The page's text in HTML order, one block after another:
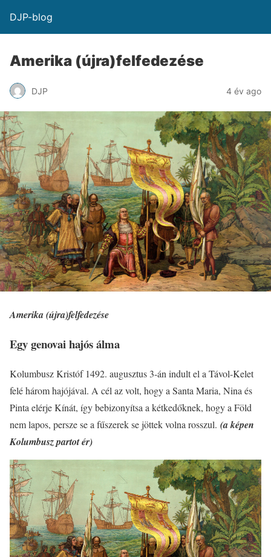
DJP-blog
Amerika (újra)felfedezése
DJP 4 év ago
Amerika (újra)felfedezése
Egy genovai hajós álma
Kolumbusz Kristóf 1492. augusztus 3-án indult el a Távol-Kelet
felé három hajójával. A cél az volt, hogy a Santa Maria, Nina és
Pinta elérje Kínát, így bebizonyítsa a kétkedőknek, hogy a Föld
nem lapos, persze se a fűszerek se jöttek volna rosszul. (a képen
Kolumbusz partot ér)